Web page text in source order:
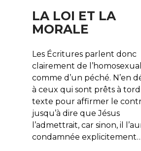
LA LOI ET LA
MORALE
Les Écritures parlent donc
clairement de
comme d’un péché. N’en
à ceux qui sont prêts à
texte pour affirmer le
jusqu’à dire que Jésus
l’admettrait, car sinon, il
condamnée explicitement…